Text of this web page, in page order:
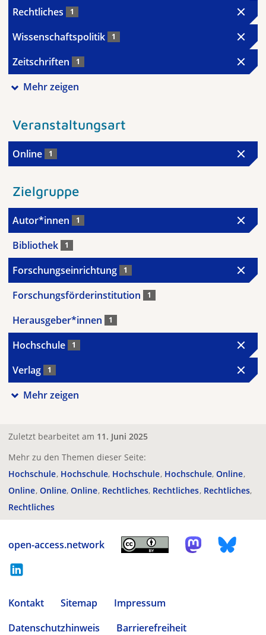
Rechtliches 1
Wissenschaftspolitik 1
Zeitschriften 1
Mehr zeigen
Veranstaltungsart
Online 1
Zielgruppe
Autor*innen 1
Bibliothek 1
Forschungseinrichtung 1
Forschungsförderinstitution 1
Herausgeber*innen 1
Hochschule 1
Verlag 1
Mehr zeigen
Zuletzt bearbeitet am 11. Juni 2025
Mehr zu den Themen dieser Seite:
Hochschule Hochschule Hochschule Hochschule Online
Online Online Online Rechtliches Rechtliches Rechtliches
Rechtliches
open-access.network
Kontakt Sitemap
Impressum
Datenschutzhinweis
Barrierefreiheit